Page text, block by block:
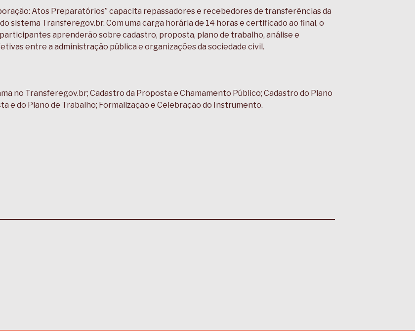
Atos Preparatórios” capacita repassadores e recebedores de transferências da
sistema Transferegov.br. Com uma carga horária de 14 horas e certificado ao final, o
aprenderão sobre cadastro, proposta, plano de trabalho, análise e
entre a administração pública e organizações da sociedade civil.
no Transferegov.br; Cadastro da Proposta e Chamamento Público; Cadastro do Plano
e do Plano de Trabalho; Formalização e Celebração do Instrumento.